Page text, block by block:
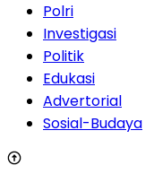
Polri
Investigasi
Politik
Edukasi
Advertorial
Sosial-Budaya